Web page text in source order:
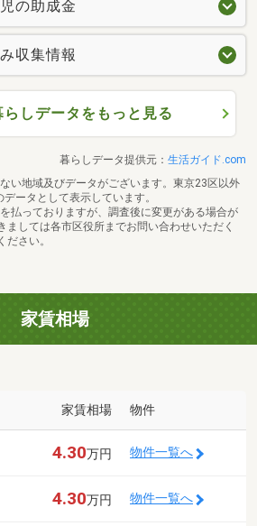
の助成金
収集情報
しデータをもっと見る
暮らしデータ提供元： 生活ガイド.com
い地域及びデータがございます。東京23区以外
ータとして表示しています。
払っておりますが、調査後に変更がある場合が
ましては各市区役所までお問い合わせいただく
ださい。
家賃相場
家賃相場 物件
4.30万円 物件一覧へ
4.30万円 物件一覧へ